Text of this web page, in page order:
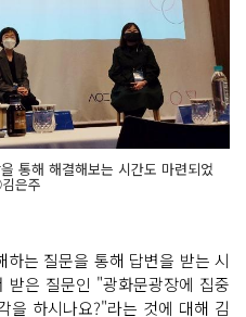
통해 해결해보는 시간도 마련되었
은주
는 질문을 통해 답변을 받는 시
받은 질문인 "광화문광장에 집중
을 하시나요?"라는 것에 대해 김